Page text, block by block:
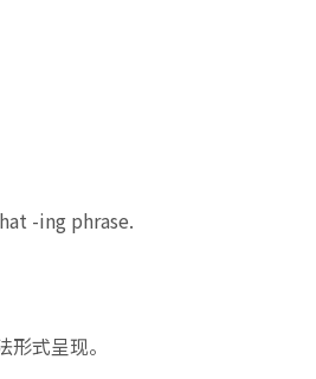
-ing phrase.
式呈现。